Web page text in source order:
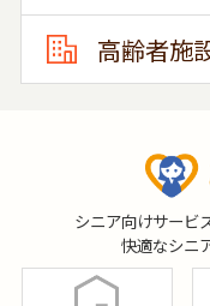
高齢者施
シニア向けサービ
快適なシニ